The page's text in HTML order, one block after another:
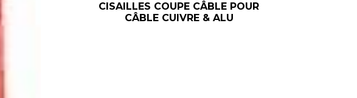
CISAILLES COUPE CÂBLE POUR
CÂBLE CUIVRE & ALU